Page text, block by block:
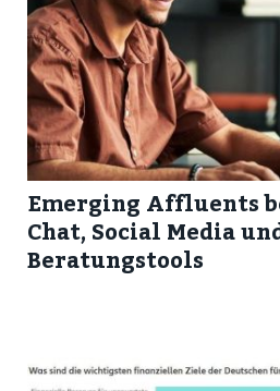
Emerging Affluents
Chat, Social Media
Beratungstools